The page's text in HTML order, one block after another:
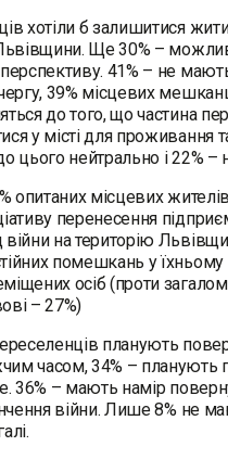
хотіли б залишитися
Ще 30% –
41% – не
39% місцевих
до того, що частина
у місті для проживання
цього нейтрально і 22% –
опитаних місцевих жителів
перенесення
на територію
помешкань у їхньому
осіб (проти
– 27%)
планують
часом, 34% – планують
36% – мають намір
війни. Лише 8% не